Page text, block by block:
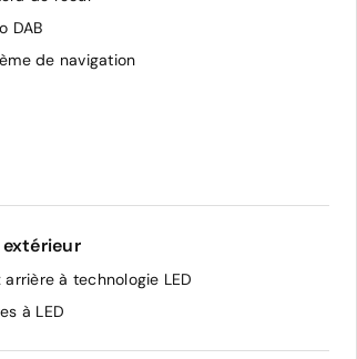
DAB
de navigation
arrière à technologie LED
à LED